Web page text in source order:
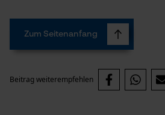
Zum Seitenanfang
Beitrag weiterempfehlen
Google Global Site
Microsoft
Event Tracking
Facebook Pixel
Criteo